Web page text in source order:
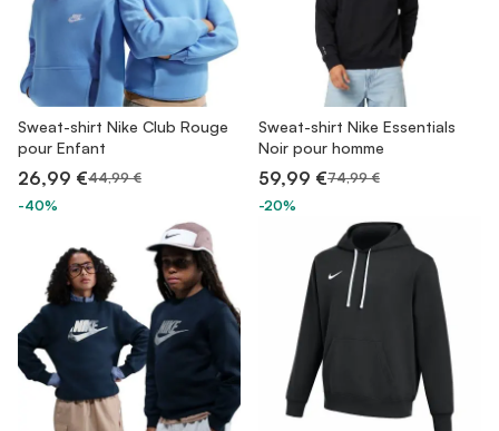
Sweat-shirt Nike Club Rouge
pour Enfant
26,99 €44,99 €
-40%
Sweat-shirt Nike Essentials
Noir pour homme
59,99 €74,99 €
-20%